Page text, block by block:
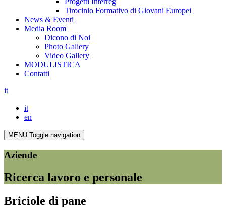
Tirocinio Formativo di Giovani Europei
News & Eventi
Media Room
Dicono di Noi
Photo Gallery
Video Gallery
MODULISTICA
Contatti
it
it
en
MENU Toggle navigation
Aziende
Ricerca lavoro e personale
Briciole di pane